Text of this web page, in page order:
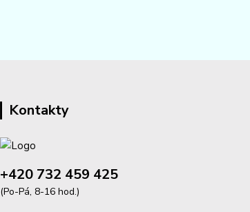
Kontakty
+420 732 459 425
(Po-Pá, 8-16 hod.)